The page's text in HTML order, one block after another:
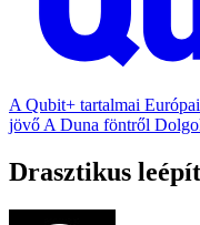
A Qubit+ tartalmai
jövő A Duna föntről
Drasztikus